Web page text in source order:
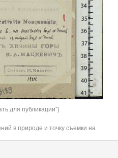
для публикации")
в природе и точку съемки на